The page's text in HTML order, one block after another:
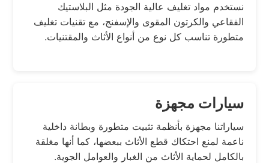
نستخدم مواد تغليف عالية الجودة مثل البلاستيك
الفقاعي والكرتون المقوى والإسفنج، مع تقنيات تغليف
متطورة تناسب كل نوع من أنواع الأثاث والمقتنيات.
سيارات مجهزة
سياراتنا مجهزة بأنظمة تثبيت متطورة وبطانة داخلية
ناعمة لمنع احتكاك قطع الأثاث ببعضها، كما أنها مغلقة
بالكامل لحماية الأثاث من الغبار والعوامل الجوية.